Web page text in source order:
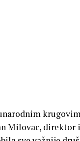
Milovac, direktor